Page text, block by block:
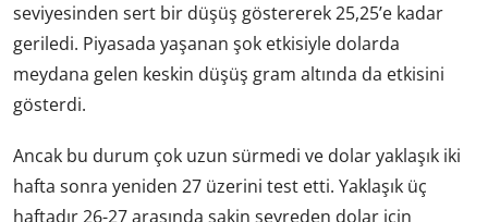
seviyesinden sert bir düşüş göstererek 25,25’e kadar
geriledi. Piyasada yaşanan şok etkisiyle dolarda
meydana gelen keskin düşüş gram altında da etkisini
gösterdi.
Ancak bu durum çok uzun sürmedi ve dolar yaklaşık iki
hafta sonra yeniden 27 üzerini test etti. Yaklaşık üç
haftadır 26-27 arasında sakin seyreden dolar için